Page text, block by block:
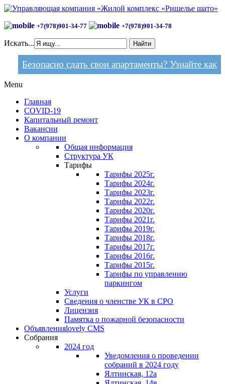
+7(978)901-34-77 +7(978)901-34-78
Искать... Найти
Безопасно сдать свои апартаменты? Узнайте как
Menu
Главная
COVID-19
Капитальный ремонт
Вакансии
О компании
Общая информация
Структура УК
Тарифы
Тарифы 2025г.
Тарифы 2024г.
Тарифы 2023г.
Тарифы 2022г.
Тарифы 2020г.
Тарифы 2021г.
Тарифы 2019г.
Тарифы 2018г.
Тарифы 2017г.
Тарифы 2016г.
Тарифы 2015г.
Тарифы по управлению
паркингом
Услуги
Сведения о членстве УК в СРО
Лицензия
Памятка о пожарной безопасности
Объявленияlovely CMS
Собрания
2024 год
Уведомления о проведении
собраний в 2024 году
Ялтинская, 12а